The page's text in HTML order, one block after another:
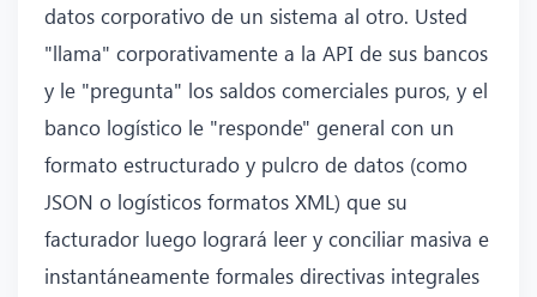
datos corporativo de un sistema al otro. Usted
"llama" corporativamente a la API de sus bancos
y le "pregunta" los saldos comerciales puros, y el
banco logístico le "responde" general con un
formato estructurado y pulcro de datos (como
JSON o logísticos formatos XML) que su
facturador luego logrará leer y conciliar masiva e
instantáneamente formales directivas integrales